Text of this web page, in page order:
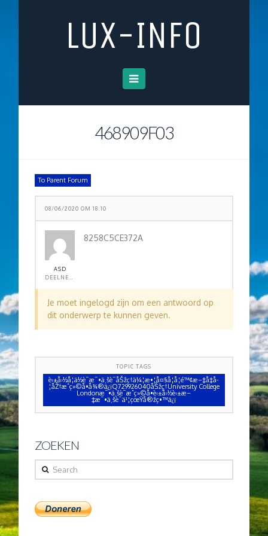
LUX-INFO
Navigation
468909F03
To Parent Forum
08/06/2020 OM 18:10
ASD
8258C5CE372A
Je moet ingelogd zijn om een antwoord op
dit onderwerp te kunnen geven.
TOPIC TAGS
è‹±å›½å­¦ä½è¯æ¯•ä¸šè¯åŠžç†ä¼¦æ•¦å¤§å­¦å­¦é™¢æ–‡å‡­å­
¦åŽ†æˆç»©å•å¾®ä¿¡Q729926040åŠžç†University College
Londonæ¯•ä¸šè¯æˆç»©å•è‹±å›½è‹±æ–
‡æ¯•ä¸šè¯ä¹¦çœŸå®žç•™ä¿¡
ZOEKEN
Search